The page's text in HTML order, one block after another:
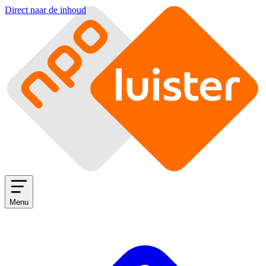
Direct naar de inhoud
Menu